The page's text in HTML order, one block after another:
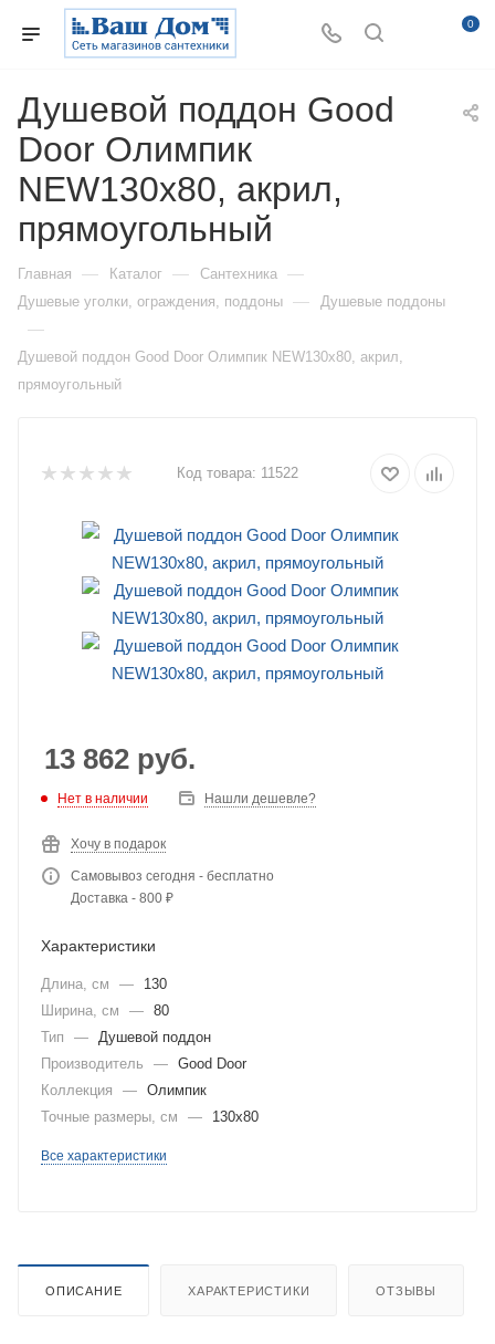
0
Душевой поддон Good
Door Олимпик
NEW130x80, акрил,
прямоугольный
Главная — Каталог — Сантехника —
Душевые уголки, ограждения, поддоны — Душевые поддоны
—
Душевой поддон Good Door Олимпик NEW130x80, акрил,
прямоугольный
Код товара: 11522
13 862 руб.
Нет в наличии Нашли дешевле?
Хочу в подарок
Самовывоз сегодня - бесплатно
Доставка - 800 ₽
Характеристики
Длина, см —
130
Ширина, см
— 80
Тип
— Душевой поддон
Производитель
— Good Door
Коллекция
— Олимпик
Точные размеры, см
— 130х80
Все характеристики
ОПИСАНИЕ ХАРАКТЕРИСТИКИ ОТЗЫВЫ